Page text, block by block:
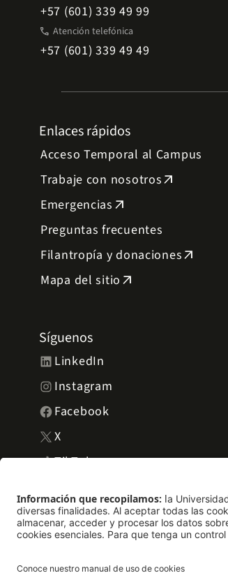
+57 (601) 339 49 99
phone Atención telefónica
+57 (601) 339 49 49
Enlaces rápidos
Acceso Temporal al Campus
Trabaje con nosotrosarrow_outward
Emergencias arrow_outward
Preguntas frecuentes
Filantropía y donacionesarrow_outward
Mapa del sitio arrow_outward
Síguenos
LinkedIn
Instagram
Facebook
X
TikTok
del 30 de mayo de 1964. Reconocimiento
MinJusticia.